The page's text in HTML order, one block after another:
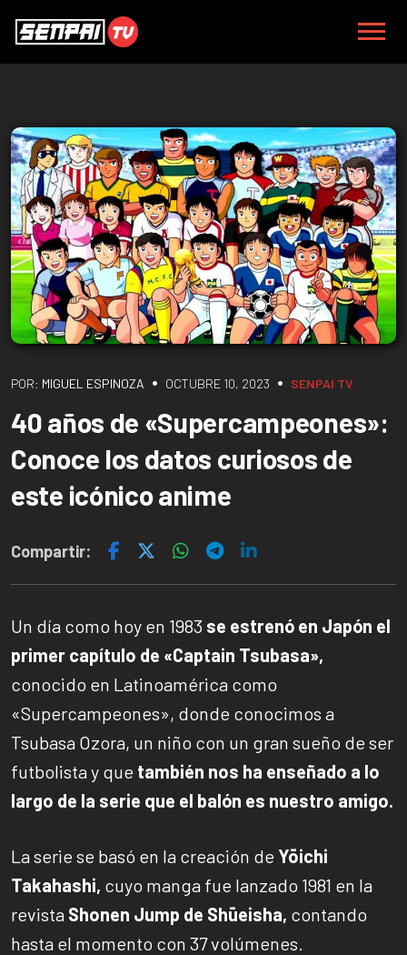
POR: MIGUEL ESPINOZA • OCTUBRE 10, 2023 • SENPAI TV
40 años de «Supercampeones»:
Conoce los datos curiosos de
este icónico anime
Compartir:
Un día como hoy en 1983 se estrenó en Japón el
primer capítulo de «Captain Tsubasa»,
conocido en Latinoamérica como
«Supercampeones», donde conocimos a
Tsubasa Ozora, un niño con un gran sueño de ser
futbolista y que también nos ha enseñado a lo
largo de la serie que el balón es nuestro amigo.
La serie se basó en la creación de Yōichi
Takahashi, cuyo manga fue lanzado 1981 en la
revista Shonen Jump de Shūeisha, contando
hasta el momento con 37 volúmenes.